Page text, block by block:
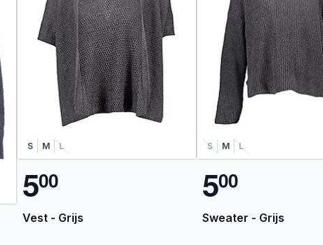
S M L
500
Vest - Grijs
S M L
500
Sweater - Grijs